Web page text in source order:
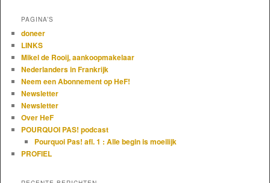
PAGINA’S
doneer
LINKS
Mikel de Rooij, aankoopmakelaar
Nederlanders in Frankrijk
Neem een Abonnement op HeF!
Newsletter
Newsletter
Over HeF
POURQUOI PAS! podcast
Pourquoi Pas! afl. 1 : Alle begin is moeilijk
PROFIEL